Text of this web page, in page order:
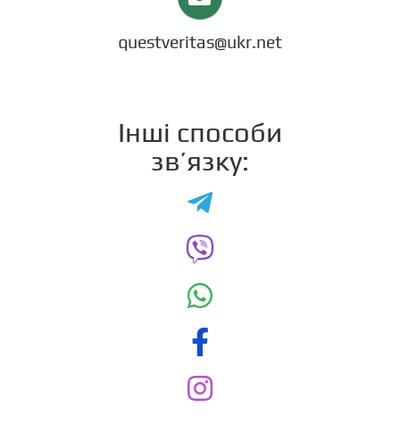
questveritas@ukr.net
Інші способи
зв’язку: